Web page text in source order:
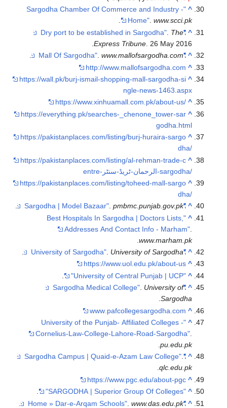
"Sargodha Chamber Of
Express
.
.
http://
https://wall.pk/burj-ismail-
https://
https://everything.pk/searches-
https://pakistanplaces.com/listing/
https://pakistanplaces.com/listing/
https://pakistanplaces.com/listing/
.
.
"Best Hospitals In
Addresses And
.
.
https://
.
www
"University of the Punjab-
Cornelius-Law-College-
https://
.
.